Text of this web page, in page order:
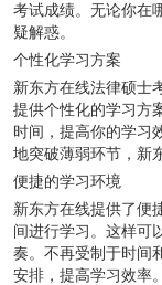
考试成绩。无论你在
疑解惑。
个性化学习方案
新东方在线法律硕士
提供个性化的学习方
时间，提高你的学习
地突破薄弱环节，新
便捷的学习环境
新东方在线提供了便
间进行学习。这样可
奏。不再受制于时间
安排，提高学习效率。